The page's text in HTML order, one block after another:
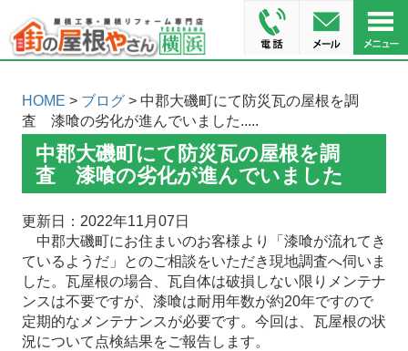
HOME > ブログ> 中郡大磯町にて防災瓦の屋根を調
査 漆喰の劣化が進んでいました.....
中郡大磯町にて防災瓦の屋根を調
査 漆喰の劣化が進んでいました
更新日：2022年11月07日
中郡大磯町にお住まいのお客様より「漆喰が流れてき
ているようだ」とのご相談をいただき現地調査へ伺いま
した。瓦屋根の場合、瓦自体は破損しない限りメンテナ
ンスは不要ですが、漆喰は耐用年数が約20年ですので
定期的なメンテナンスが必要です。今回は、瓦屋根の状
況について点検結果をご報告します。